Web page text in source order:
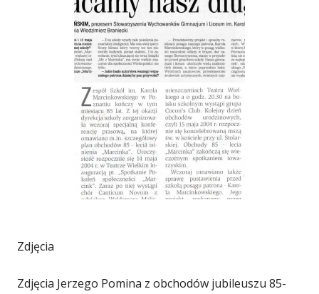
Zdjęcia
Zdjęcia Jerzego Pomina z obchodów jubileuszu 85-